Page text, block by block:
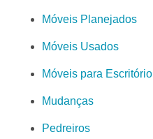
Móveis Planejados
Móveis Usados
Móveis para Escritório
Mudanças
Pedreiros